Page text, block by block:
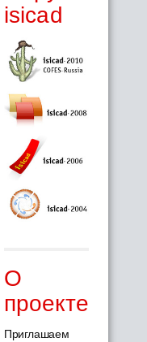
isicad
О
проекте
Приглашаем